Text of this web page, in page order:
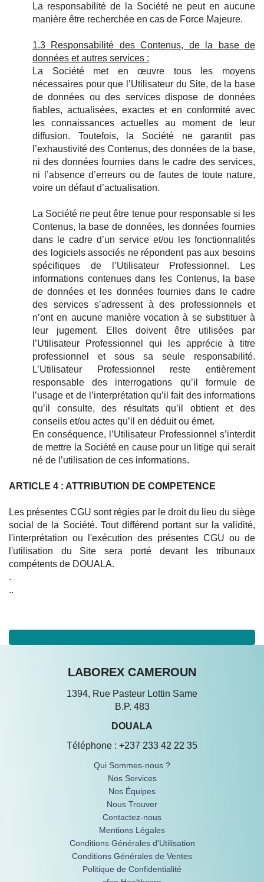
La responsabilité de la Société ne peut en aucune
manière être recherchée en cas de Force Majeure.
1.3 Responsabilité des Contenus, de la base de
données et autres services :
La Société met en œuvre tous les moyens
nécessaires pour que l’Utilisateur du Site, de la base
de données ou des services dispose de données
fiables, actualisées, exactes et en conformité avec
les connaissances actuelles au moment de leur
diffusion. Toutefois, la Société ne garantit pas
l’exhaustivité des Contenus, des données de la base,
ni des données fournies dans le cadre des services,
ni l’absence d’erreurs ou de fautes de toute nature,
voire un défaut d’actualisation.
La Société ne peut être tenue pour responsable si les
Contenus, la base de données, les données fournies
dans le cadre d’un service et/ou les fonctionnalités
des logiciels associés ne répondent pas aux besoins
spécifiques de l’Utilisateur Professionnel. Les
informations contenues dans les Contenus, la base
de données et les données fournies dans le cadre
des services s’adressent à des professionnels et
n’ont en aucune manière vocation à se substituer à
leur jugement. Elles doivent être utilisées par
l’Utilisateur Professionnel qui les apprécie à titre
professionnel et sous sa seule responsabilité.
L’Utilisateur Professionnel reste entièrement
responsable des interrogations qu’il formule de
l’usage et de l’interprétation qu’il fait des informations
qu’il consulte, des résultats qu’il obtient et des
conseils et/ou actes qu’il en déduit ou émet.
En conséquence, l’Utilisateur Professionnel s’interdit
de mettre la Société en cause pour un litige qui serait
né de l’utilisation de ces informations.
ARTICLE 4 : ATTRIBUTION DE COMPETENCE
Les présentes CGU sont régies par le droit du lieu du siège
social de la Société. Tout différend portant sur la validité,
l'interprétation ou l'exécution des présentes CGU ou de
l'utilisation du Site sera porté devant les tribunaux
compétents de DOUALA.
.
..
LABOREX CAMEROUN
1394, Rue Pasteur Lottin Same
B.P. 483
DOUALA
Téléphone : +237 233 42 22 35
Qui Sommes-nous ?
Nos Services
Nos Équipes
Nous Trouver
Contactez-nous
Mentions Légales
Conditions Générales d'Utilisation
Conditions Générales de Ventes
Politique de Confidentialité